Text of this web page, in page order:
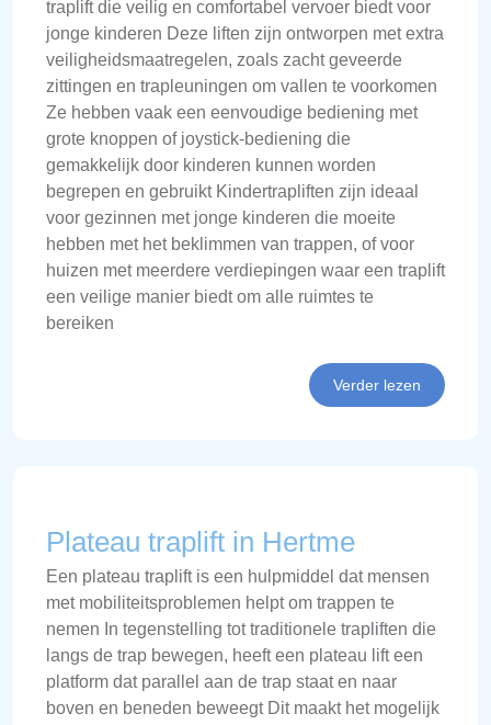
traplift die veilig en comfortabel vervoer biedt voor
jonge kinderen Deze liften zijn ontworpen met extra
veiligheidsmaatregelen, zoals zacht geveerde
zittingen en trapleuningen om vallen te voorkomen
Ze hebben vaak een eenvoudige bediening met
grote knoppen of joystick-bediening die
gemakkelijk door kinderen kunnen worden
begrepen en gebruikt Kindertrapliften zijn ideaal
voor gezinnen met jonge kinderen die moeite
hebben met het beklimmen van trappen, of voor
huizen met meerdere verdiepingen waar een traplift
een veilige manier biedt om alle ruimtes te
bereiken
Verder lezen
Plateau traplift in Hertme
Een plateau traplift is een hulpmiddel dat mensen
met mobiliteitsproblemen helpt om trappen te
nemen In tegenstelling tot traditionele trapliften die
langs de trap bewegen, heeft een plateau lift een
platform dat parallel aan de trap staat en naar
boven en beneden beweegt Dit maakt het mogelijk